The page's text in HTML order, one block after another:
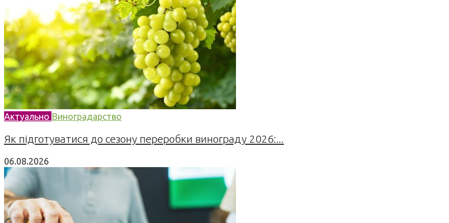
Актуально Виноградарство
Як підготуватися до сезону переробки винограду 2026:...
06.08.2026